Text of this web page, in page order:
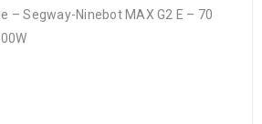
– Segway-Ninebot MAX G2 E – 70